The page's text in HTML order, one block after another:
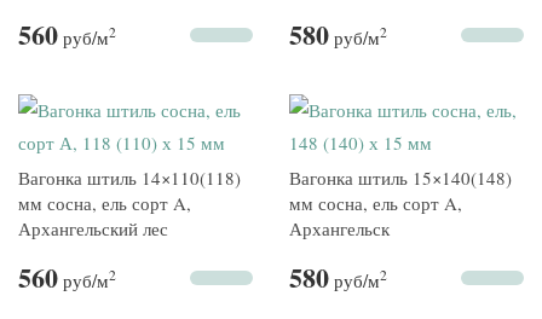
560 руб/м2 580 руб/м2
Вагонка штиль 14×110(118)
мм сосна, ель сорт A,
Архангельский лес
560 руб/м2
Вагонка штиль 15×140(148)
мм сосна, ель сорт A,
Архангельск
580 руб/м2